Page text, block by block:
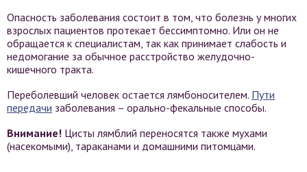
Опасность заболевания состоит в том, что болезнь у многих
взрослых пациентов протекает бессимптомно. Или он не
обращается к специалистам, так как принимает слабость и
недомогание за обычное расстройство желудочно-
кишечного тракта.
Переболевший человек остается лямбоносителем. Пути
передачи заболевания – орально-фекальные способы.
Внимание! Цисты лямблий переносятся также мухами
(насекомыми), тараканами и домашними питомцами.